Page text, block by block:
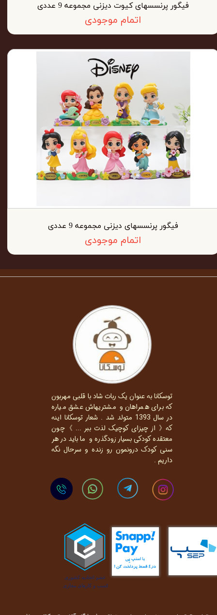
فیگور پرنسسهای کیوت دیزنی مجموعه 9 عددی
اتمام موجودی
فیگور پرنسسهای دیزنی مجموعه 9 عددی
اتمام موجودی
توسکانا به عنوان یک ربات شاد با قلبی مهربون
که برای همراهان و مشتریهاش عشق میاره
در سال 1393 متولد شد . شعار توسکانا اینه
که《 از چیزای کوچیک لذت ببر ... 》چون
معتقده کودکی بسیار زودگذره و ما باید در هر
سنی کودک درونمون رو زنده و سرحال نگه
داریم .